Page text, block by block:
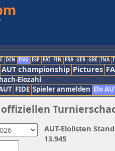
DEN ENG ESP FAI FIN FRA GER GRE INA
AUT championship Pictures
Elozahl
FIDE Spieler anmelden Elo
AUT-Elolisten
13.945